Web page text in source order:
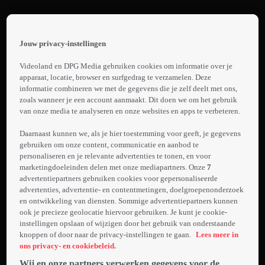
page
Aftermath
Laden...
Op de luchthaven
krijgt Roman Melnyk
te horen dat het
vliegtuig met daarin
zijn vrouw en
zwangere dochter is
verongelukt. Een
drama met 271
slachtoffers,
veroorzaakt door
Meer
Jouw privacy-instellingen
Videoland en DPG Media gebruiken cookies om informatie over je
apparaat, locatie, browser en surfgedrag te verzamelen. Deze
informatie combineren we met de gegevens die je zelf deelt met ons,
zoals wanneer je een account aanmaakt. Dit doen we om het gebruik
van onze media te analyseren en onze websites en apps te verbeteren.
Daarnaast kunnen we, als je hier toestemming voor geeft, je gegevens
gebruiken om onze content, communicatie en aanbod te
personaliseren en je relevante advertenties te tonen, en voor
marketingdoeleinden delen met onze mediapartners. Onze7
advertentiepartners gebruiken cookies voor gepersonaliseerde
advertenties, advertentie- en contentmetingen, doelgroepenonderzoek
en ontwikkeling van diensten. Sommige advertentiepartners kunnen
ook je precieze geolocatie hiervoor gebruiken. Je kunt je cookie-
instellingen opslaan of wijzigen door het gebruik van onderstaande
knoppen of door naar de privacy-instellingen te gaan. Lees meer in
ons privacy- en cookiebeleid.